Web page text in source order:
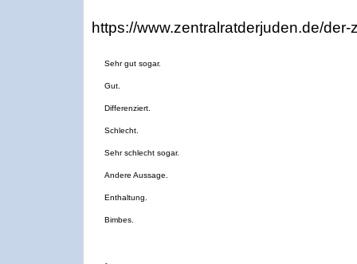
https://www.zentralratderjuden.de/
Sehr gut sogar.
Gut.
Differenziert.
Schlecht.
Sehr schlecht sogar.
Andere Aussage.
Enthaltung.
Bimbes.